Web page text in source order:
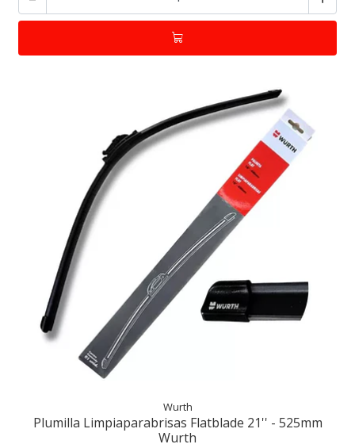
Wurth
Plumilla Limpiaparabrisas Flatblade 21'' - 525mm
Wurth